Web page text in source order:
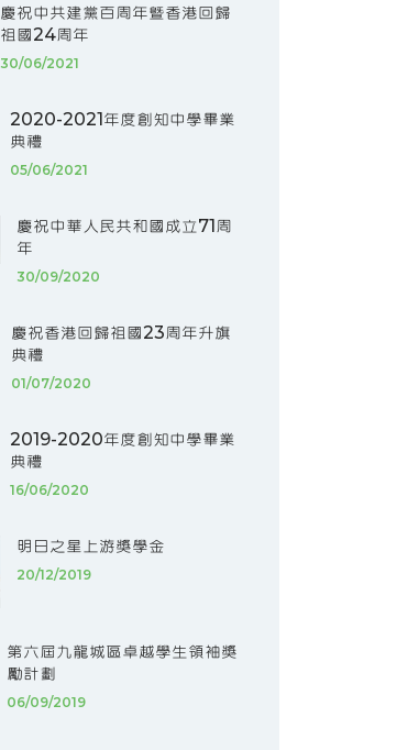
慶祝中共建黨百周年暨香港回歸
祖國24周年
30/06/2021
2020-2021年度創知中學畢業
典禮
05/06/2021
慶祝中華人民共和國成立71周
年
30/09/2020
慶祝香港回歸祖國23周年升旗
典禮
01/07/2020
2019-2020年度創知中學畢業
典禮
16/06/2020
明日之星上游獎學金
20/12/2019
第六屆九龍城區卓越學生領袖獎
勵計劃
06/09/2019